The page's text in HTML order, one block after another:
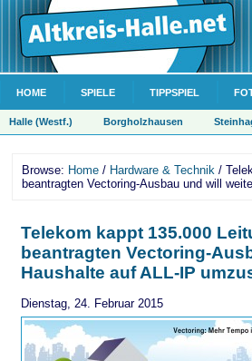
HOME SPIELE TIPPSPIEL
Halle (Westf.) Borgholzhausen
Browse: Home / Hardware & Technik /
beantragten Vectoring-Ausbau und will
Telekom kappt 135.000
beantragten Vectoring-
Haushalte auf ALL-IP
Dienstag, 24. Februar 2015